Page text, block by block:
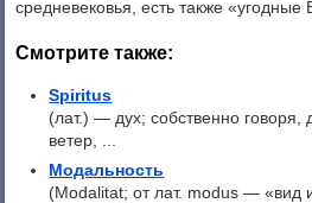
средневековья, есть также «угодные
Смотрите также:
Spiritus
(лат.) — дух; собственно говоря,
ветер, ...
Модальность
(Modalitat; от лат. modus — «вид